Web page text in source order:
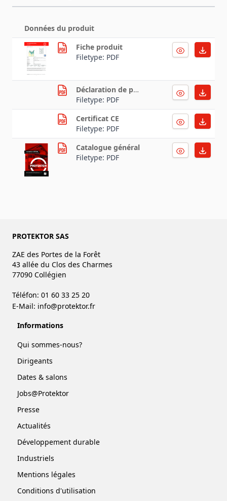
Données du produit
Fiche produit
Filetype: PDF
Déclaration de performance
Filetype: PDF
Certificat CE
Filetype: PDF
Catalogue général
Filetype: PDF
PROTEKTOR SAS
ZAE des Portes de la Forêt
43 allée du Clos des Charmes
77090 Collégien
Téléfon: 01 60 33 25 20
E-Mail: info@protektor.fr
Informations
Qui sommes-nous?
Dirigeants
Dates & salons
Jobs@Protektor
Presse
Actualités
Développement durable
Industriels
Mentions légales
Conditions d'utilisation